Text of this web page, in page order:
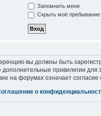
Запомнить меня
Скрыть моё пребывание
вы должны быть
дополнительные привилегии
на форумах означает
о